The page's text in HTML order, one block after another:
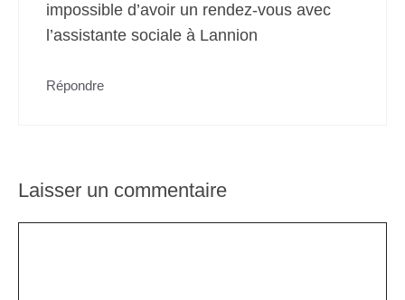
impossible d’avoir un rendez-vous avec
l’assistante sociale à Lannion
Répondre
Laisser un commentaire